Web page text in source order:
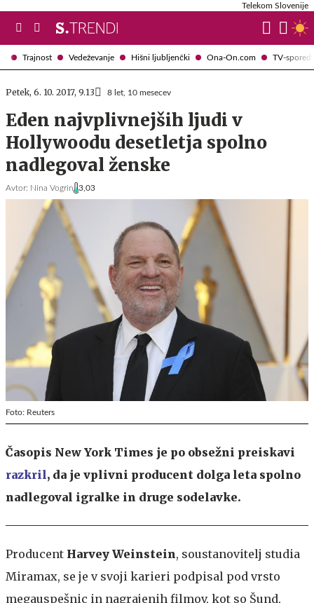
Trajnost Vedeževanje Hišni ljubljenčki Ona-On.com TV-spored
Telekom Slovenije
Petek, 6. 10. 2017, 9.13 8 let, 10 mesecev
Eden najvplivnejših ljudi v
Hollywoodu desetletja spolno
nadlegoval ženske
Avtor: Nina Vogrin 3,03
Foto: Reuters
Časopis New York Times je po obsežni preiskavi
razkril, da je vplivni producent dolga leta spolno
nadlegoval igralke in druge sodelavke.
Producent Harvey Weinstein, soustanovitelj studia
Miramax, se je v svoji karieri podpisal pod vrsto
megauspešnic in nagrajenih filmov, kot so Šund,